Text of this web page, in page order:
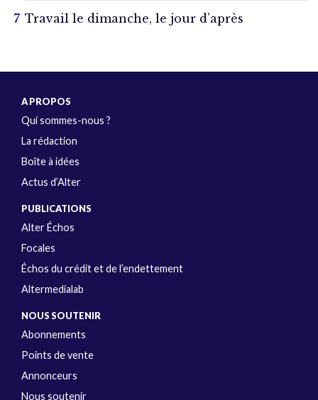
Travail le dimanche, le jour d’après
A PROPOS
Qui sommes-nous ?
La rédaction
Boîte à idées
Actus d’Alter
PUBLICATIONS
Alter Échos
Focales
Échos du crédit et de l’endettement
Altermedialab
NOUS SOUTENIR
Abonnements
Points de vente
Annonceurs
Nous soutenir